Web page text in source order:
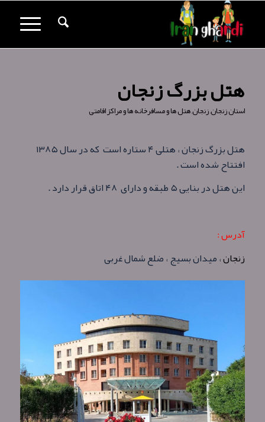
هتل بزرگ زنجان
استان زنجان,زنجان,هتل ها و مسافرخانه ها و مراکز اقامتی
هتل بزرگ زنجان ، هتلی ۴ ستاره است که در سال ۱۳۸۵
افتتاح شده است .
این هتل در بنایی ۵ طبقه و دارای ۴۸ اتاق قرار دارد .
آدرس :
زنجان، میدان بسیج ، ضلع شمال غربی